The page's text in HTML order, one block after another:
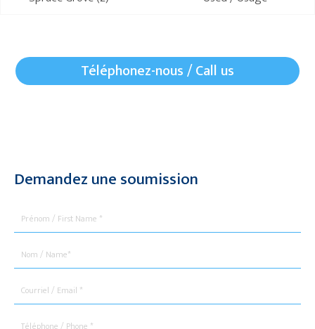
Téléphonez-nous / Call us
Demandez une soumission